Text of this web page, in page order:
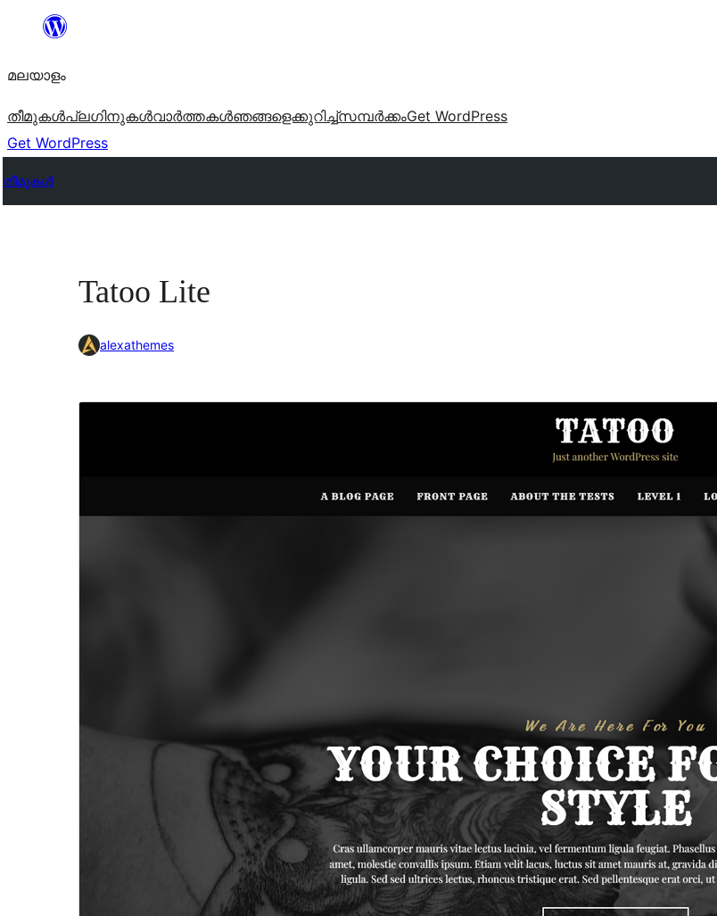
ഉള്ളടക്കത്തിലേക്ക്
മലയാളം
തീമുകൾപ്ലഗിനുകൾവാര്‍ത്തകള്‍ഞങ്ങളെക്കുറിച്ച്സമ്പര്‍ക്കംGet WordPress
Get WordPress
തീമുകൾ
Tatoo Lite
alexathemes